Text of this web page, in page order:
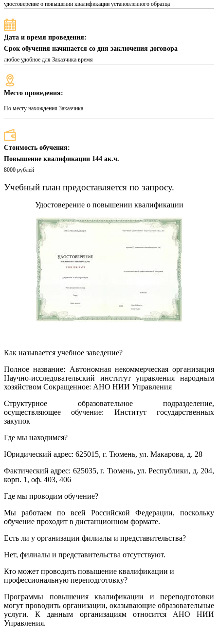
удостоверение о повышении квалификации установленного образца
Дата и время проведения:
Срок обучения начинается со дня заключения договора
любое удобное для Заказчика время
Место проведения:
По месту нахождения Заказчика
Стоимость обучения:
Повышение квалификации 144 ак.ч.
8000 рублей
Учебный план предоставляется по запросу.
Удостоверение о повышении квалификации
Как называется учебное заведение?
Полное название: Автономная некоммерческая организация
Научно-исследовательский институт управления народным
хозяйством Сокращенное: АНО НИИ Управления
Структурное образовательное подразделение,
осуществляющее обучение: Институт государственных
закупок
Где мы находимся?
Юридический адрес: 625015, г. Тюмень, ул. Макарова, д. 28
Фактический адрес: 625035, г. Тюмень, ул. Республики, д. 204,
корп. 1, оф. 403, 406
Где мы проводим обучение?
Мы работаем по всей Российской Федерации, поскольку
обучение проходит в дистанционном формате.
Есть ли у организации филиалы и представительства?
Нет, филиалы и представительства отсутствуют.
Кто может проводить повышение квалификации и
профессиональную переподготовку?
Программы повышения квалификации и переподготовки
могут проводить организации, оказывающие образовательные
услуги. К данным организациям относится АНО НИИ
Управления.